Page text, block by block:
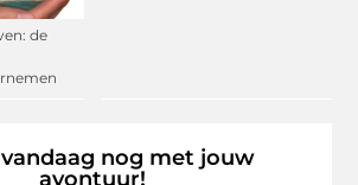
de
nog met jouw
avontuur!